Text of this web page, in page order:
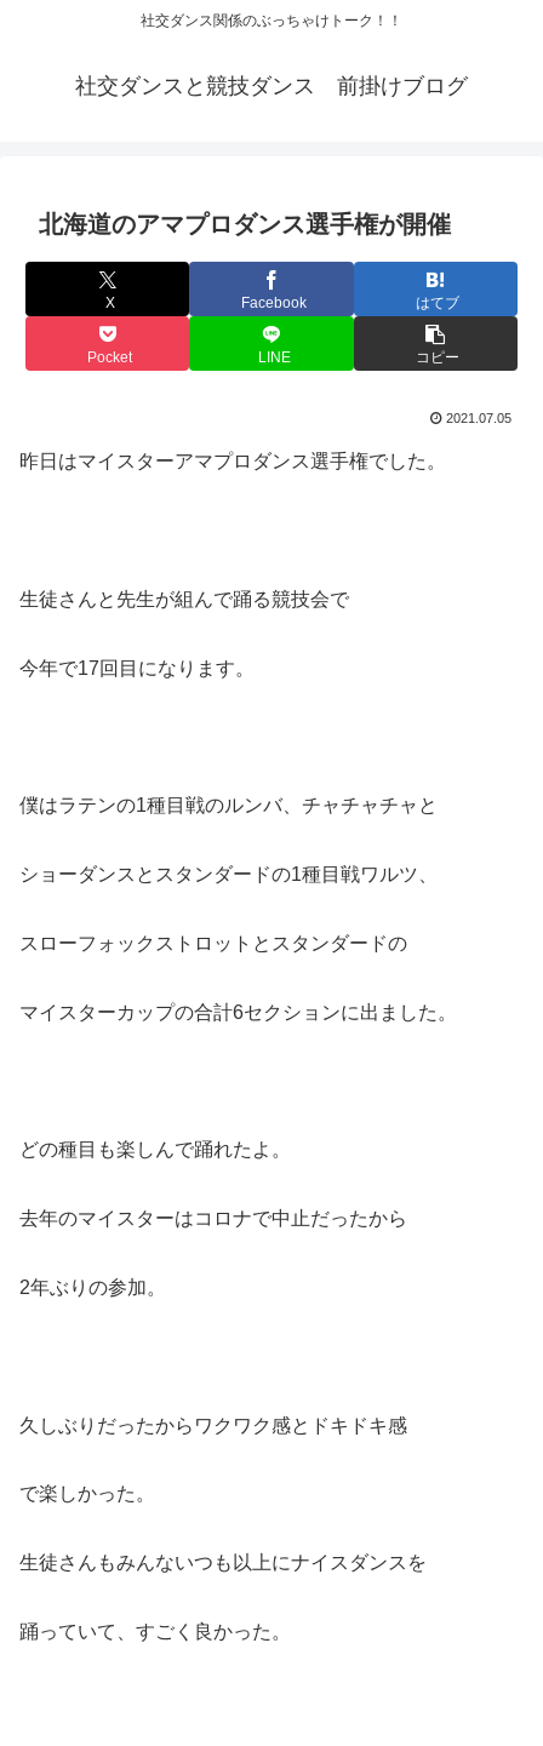
社交ダンス関係のぶっちゃけトーク！！
社交ダンスと競技ダンス 前掛けブログ
北海道のアマプロダンス選手権が開催
X Facebook はてブ
Pocket LINE コピー
2021.07.05
昨日はマイスターアマプロダンス選手権でした。
生徒さんと先生が組んで踊る競技会で
今年で17回目になります。
僕はラテンの1種目戦のルンバ、チャチャチャと
ショーダンスとスタンダードの1種目戦ワルツ、
スローフォックストロットとスタンダードの
マイスターカップの合計6セクションに出ました。
どの種目も楽しんで踊れたよ。
去年のマイスターはコロナで中止だったから
2年ぶりの参加。
久しぶりだったからワクワク感とドキドキ感
で楽しかった。
生徒さんもみんないつも以上にナイスダンスを
踊っていて、すごく良かった。